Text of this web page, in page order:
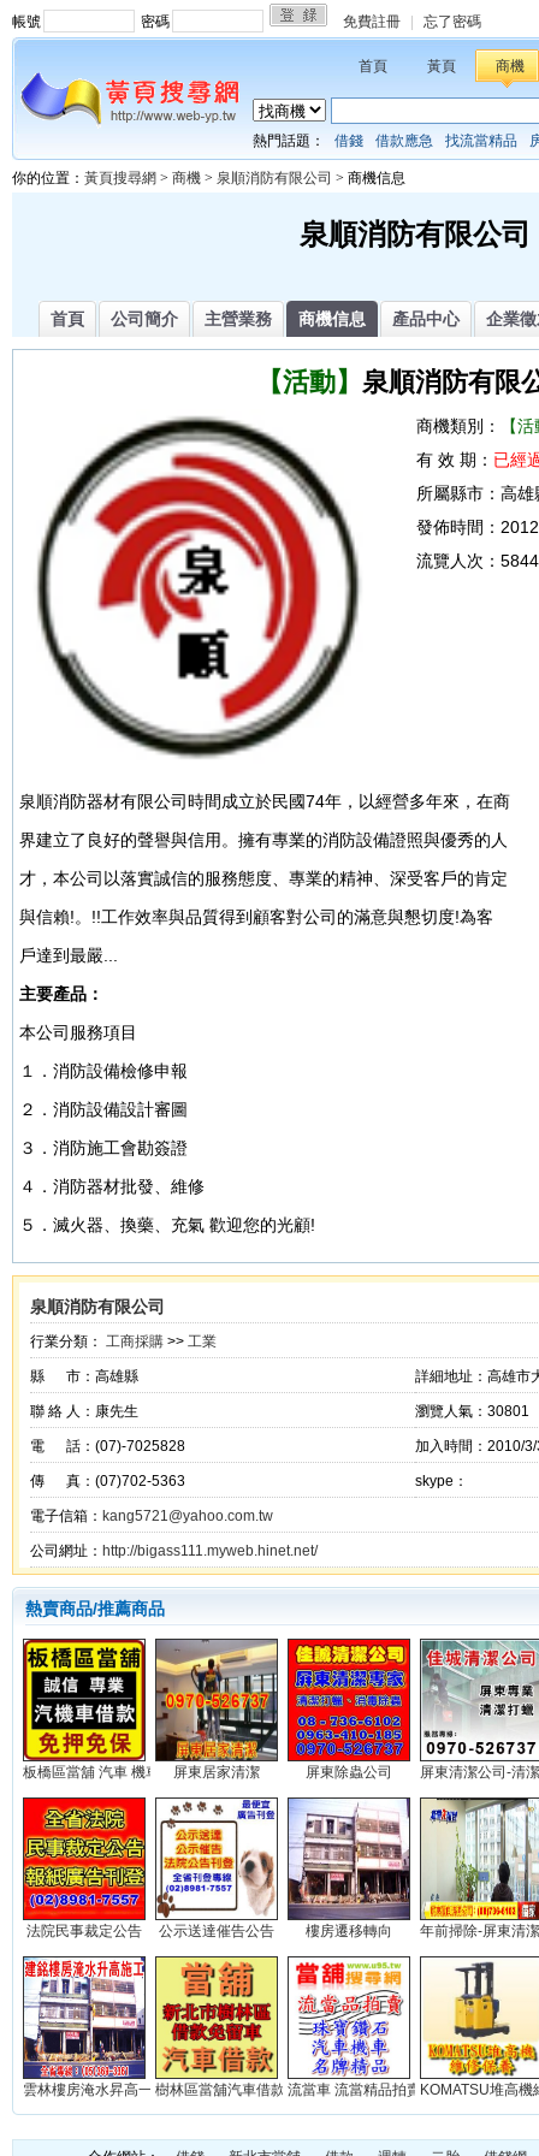
帳號 密碼 免費註冊 忘了密碼
首頁 黃頁 商機
熱門話題： 借錢 借款應急 找流當精品
你的位置： 黃頁搜尋網 > 商機 > 泉順消防有限公司 > 商機信息
泉順消防有限公司
首頁 公司簡介 主營業務 商機信息 產品中心 企業
【活動】 泉順消防有限
商機類別：
【
有 效 期： 已經
所屬縣市： 高雄
發佈時間：
流覽人次：
泉順消防器材有限公司時間成立於民國74年，以經營多年來，在商
界建立了良好的聲譽與信用。擁有專業的消防設備證照與優秀的人
才，本公司以落實誠信的服務態度、專業的精神、深受客戶的肯定
與信賴!。!!工作效率與品質得到顧客對公司的滿意與懇切度!為客
戶達到最嚴...
主要產品：
本公司服務項目
１．消防設備檢修申報
２．消防設備設計審圖
３．消防施工會勘簽證
４．消防器材批發、維修
５．滅火器、換藥、充氣 歡迎您的光顧!
泉順消防有限公司
行業分類： 工商採購 >> 工業
縣 市：高雄縣 詳細地址：高雄市
聯 絡 人：康先生 瀏覽人氣：30801
電 話：(07)-7025828 加入時間：2010/
傳 真：(07)702-5363 skype：
電子信箱： kang5721@yahoo.com.tw
公司網址： http://bigass111.myweb.hinet.net/
熱賣商品/推薦商品
板橋區當舖 汽車 機車 借款...屏東居家清潔 屏東除蟲公司 屏東清潔公司-清
法院民事裁定公告 公示送達催告公告 樓房遷移轉向 年前掃除-屏東清
雲林樓房淹水昇高一米(實積)...樹林區當舖汽車借款免留車...流當車 流當精品拍賣網站...KOMATSU堆高機